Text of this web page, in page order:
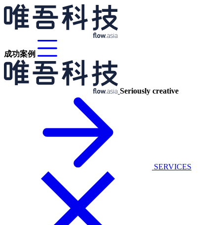
成功案例
Seriously creative
SERVICES